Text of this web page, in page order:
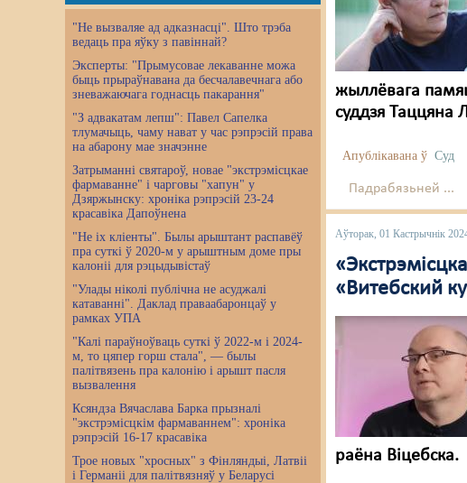
"Не вызваляе ад адказнасці". Што трэба
ведаць пра яўку з павіннай?
Эксперты: "Прымусовае лекаванне можа
быць прыраўнавана да бесчалавечнага або
зневажаючага годнасць пакарання"
"З адвакатам лепш": Павел Сапелка
тлумачыць, чаму нават у час рэпрэсій права
на абарону мае значэнне
Затрыманні святароў, новае "экстрэмісцкае
фармаванне" і чарговы "хапун" у
Дзяржынску: хроніка рэпрэсій 23-24
красавіка Дапоўнена
"Не іх кліенты". Былы арыштант распавёў
пра суткі ў 2020-м у арыштным доме пры
калоніі для рэцыдывістаў
"Улады ніколі публічна не асуджалі
катаванні". Даклад праваабаронцаў у
рамках УПА
"Калі параўноўваць суткі ў 2022-м і 2024-
м, то цяпер горш стала", — былы
палітвязень пра калонію і арышт пасля
вызвалення
Ксяндза Вячаслава Барка прызналі
"экстрэмісцкім фармаваннем": хроніка
рэпрэсій 16-17 красавіка
Трое новых "хросных" з Фінляндыі, Латвіі
і Германіі для палітвязняў у Беларусі
жыллёвага
суддзя Таццяна
Апублікавана ў Суд
Падрабязьней ...
Аўторак, 01 Кастрычнік
«Витебский
раёна Віцебска.